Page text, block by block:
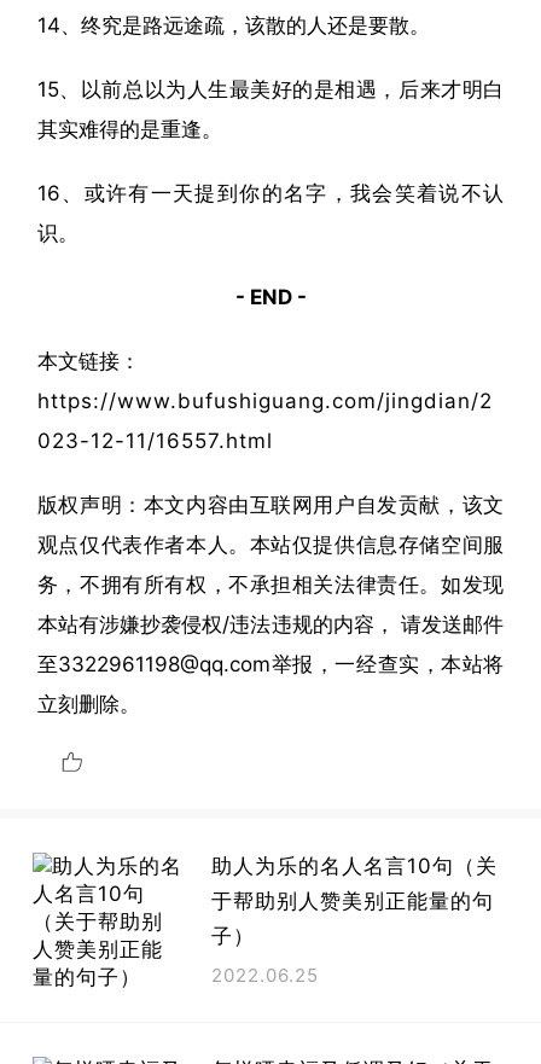
14、终究是路远途疏，该散的人还是要散。
15、以前总以为人生最美好的是相遇，后来才明白
其实难得的是重逢。
16、或许有一天提到你的名字，我会笑着说不认
识。
- END -
本文链接：
https://www.bufushiguang.com/jingdian/2
023-12-11/16557.html
版权声明：本文内容由互联网用户自发贡献，该文
观点仅代表作者本人。本站仅提供信息存储空间服
务，不拥有所有权，不承担相关法律责任。如发现
本站有涉嫌抄袭侵权/违法违规的内容， 请发送邮件
至3322961198@qq.com举报，一经查实，本站将
立刻删除。
助人为乐的名人名言10句（关
于帮助别人赞美别正能量的句
子）
2022.06.25